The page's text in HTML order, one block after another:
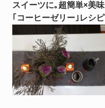
スイーツに｡超簡単×美味
｢コーヒーゼリー｣レシピ